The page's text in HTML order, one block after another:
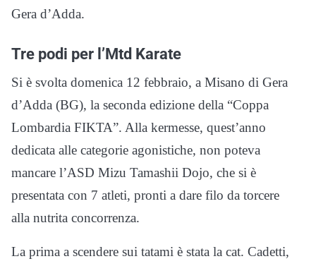
Gera d’Adda.
Tre podi per l’Mtd Karate
Si è svolta domenica 12 febbraio, a Misano di Gera
d’Adda (BG), la seconda edizione della “Coppa
Lombardia FIKTA”. Alla kermesse, quest’anno
dedicata alle categorie agonistiche, non poteva
mancare l’ASD Mizu Tamashii Dojo, che si è
presentata con 7 atleti, pronti a dare filo da torcere
alla nutrita concorrenza.
La prima a scendere sui tatami è stata la cat. Cadetti,